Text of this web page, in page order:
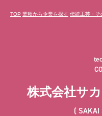
TOP 業種から企業を探す 伝統工芸・そ
株式会社サ
SAKAI